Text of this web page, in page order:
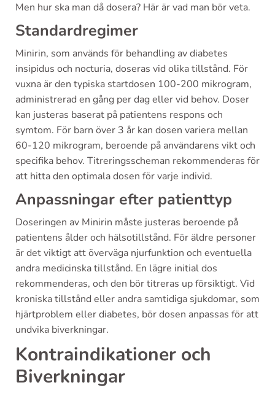
Men hur ska man då dosera? Här är vad man bör veta.
Standardregimer
Minirin, som används för behandling av diabetes
insipidus och nocturia, doseras vid olika tillstånd. För
vuxna är den typiska startdosen 100-200 mikrogram,
administrerad en gång per dag eller vid behov. Doser
kan justeras baserat på patientens respons och
symtom. För barn över 3 år kan dosen variera mellan
60-120 mikrogram, beroende på användarens vikt och
specifika behov. Titreringsscheman rekommenderas för
att hitta den optimala dosen för varje individ.
Anpassningar efter patienttyp
Doseringen av Minirin måste justeras beroende på
patientens ålder och hälsotillstånd. För äldre personer
är det viktigt att överväga njurfunktion och eventuella
andra medicinska tillstånd. En lägre initial dos
rekommenderas, och den bör titreras up försiktigt. Vid
kroniska tillstånd eller andra samtidiga sjukdomar, som
hjärtproblem eller diabetes, bör dosen anpassas för att
undvika biverkningar.
Kontraindikationer och
Biverkningar